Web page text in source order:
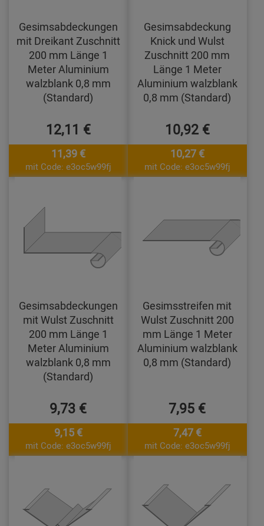
Gesimsabdeckungen
mit Dreikant Zuschnitt
200 mm Länge 1
Meter Aluminium
walzblank 0,8 mm
(Standard)
12,11 €
11,39 €
mit Code: e3oc5w99fj
Gesimsabdeckung
Knick und Wulst
Zuschnitt 200 mm
Länge 1 Meter
Aluminium walzblank
0,8 mm (Standard)
10,92 €
10,27 €
mit Code: e3oc5w99fj
Gesimsabdeckungen
mit Wulst Zuschnitt
200 mm Länge 1
Meter Aluminium
walzblank 0,8 mm
(Standard)
9,73 €
9,15 €
mit Code: e3oc5w99fj
Gesimsstreifen mit
Wulst Zuschnitt 200
mm Länge 1 Meter
Aluminium walzblank
0,8 mm (Standard)
7,95 €
7,47 €
mit Code: e3oc5w99fj